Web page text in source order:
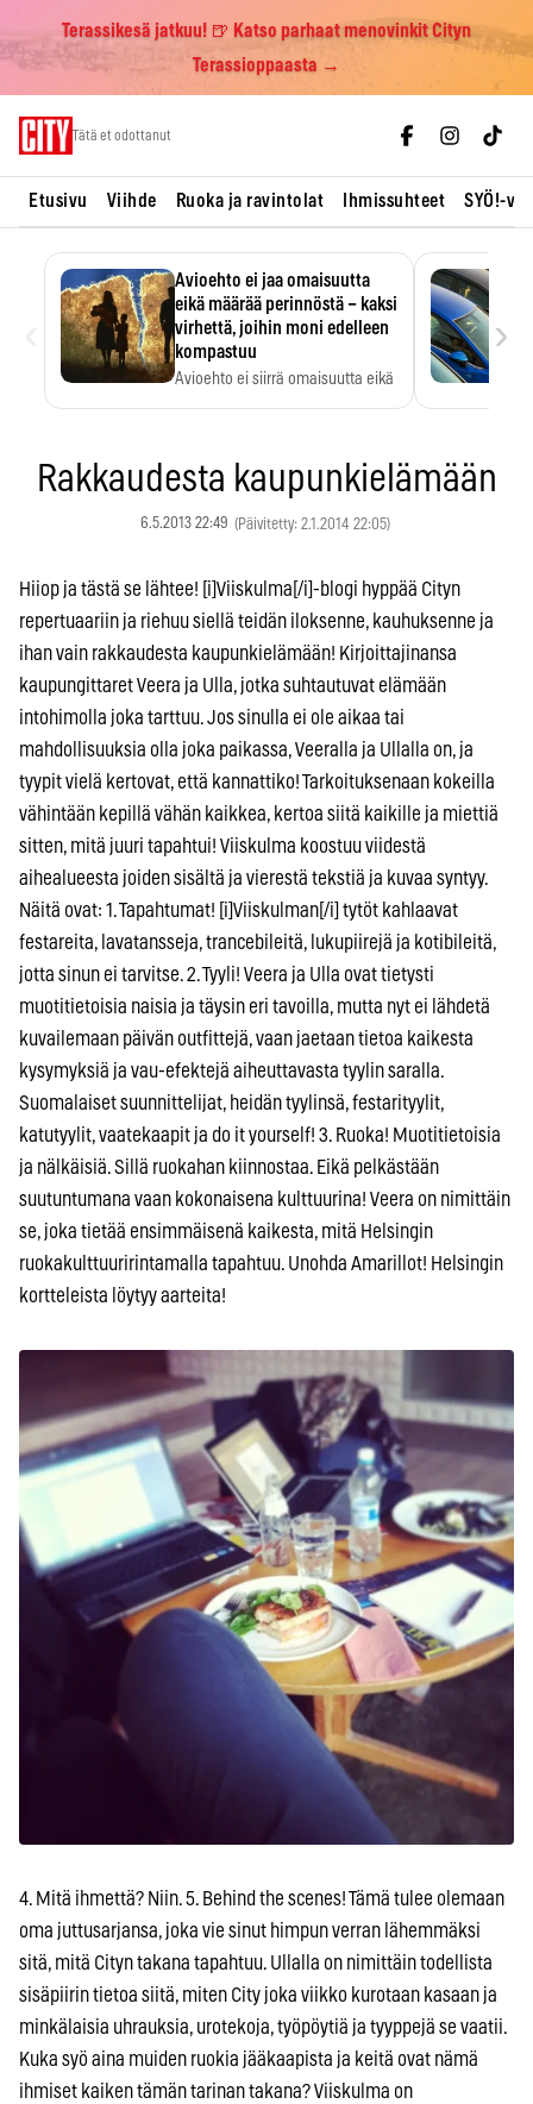
Terassikesä jatkuu! 🍺 Katso parhaat menovinkit Cityn
Terassioppaasta →
Tätä et odottanut
Etusivu Viihde Ruoka ja ravintolat Ihmissuhteet SYÖ!-
Avioehto ei jaa omaisuutta
eikä määrää perinnöstä – kaksi
virhettä, joihin moni edelleen
kompastuu
Avioehto ei siirrä omaisuutta eikä
›
Rakkaudesta kaupunkielämään
6.5.2013 22:49 (Päivitetty: 2.1.2014 22:05)
Hiiop ja tästä se lähtee! [i]Viiskulma[/i]-blogi hyppää Cityn
repertuaariin ja riehuu siellä teidän iloksenne, kauhuksenne ja
ihan vain rakkaudesta kaupunkielämään! Kirjoittajinansa
kaupungittaret Veera ja Ulla, jotka suhtautuvat elämään
intohimolla joka tarttuu. Jos sinulla ei ole aikaa tai
mahdollisuuksia olla joka paikassa, Veeralla ja Ullalla on, ja
tyypit vielä kertovat, että kannattiko! Tarkoituksenaan kokeilla
vähintään kepillä vähän kaikkea, kertoa siitä kaikille ja miettiä
sitten, mitä juuri tapahtui! Viiskulma koostuu viidestä
aihealueesta joiden sisältä ja vierestä tekstiä ja kuvaa syntyy.
Näitä ovat: 1. Tapahtumat! [i]Viiskulman[/i] tytöt kahlaavat
festareita, lavatansseja, trancebileitä, lukupiirejä ja kotibileitä,
jotta sinun ei tarvitse. 2. Tyyli! Veera ja Ulla ovat tietysti
muotitietoisia naisia ja täysin eri tavoilla, mutta nyt ei lähdetä
kuvailemaan päivän outfittejä, vaan jaetaan tietoa kaikesta
kysymyksiä ja vau-efektejä aiheuttavasta tyylin saralla.
Suomalaiset suunnittelijat, heidän tyylinsä, festarityylit,
katutyylit, vaatekaapit ja do it yourself! 3. Ruoka! Muotitietoisia
ja nälkäisiä. Sillä ruokahan kiinnostaa. Eikä pelkästään
suutuntumana vaan kokonaisena kulttuurina! Veera on nimittäin
se, joka tietää ensimmäisenä kaikesta, mitä Helsingin
ruokakulttuuririntamalla tapahtuu. Unohda Amarillot! Helsingin
kortteleista löytyy aarteita!
4. Mitä ihmettä? Niin. 5. Behind the scenes! Tämä tulee olemaan
oma juttusarjansa, joka vie sinut himpun verran lähemmäksi
sitä, mitä Cityn takana tapahtuu. Ullalla on nimittäin todellista
sisäpiirin tietoa siitä, miten City joka viikko kurotaan kasaan ja
minkälaisia uhrauksia, urotekoja, työpöytiä ja tyyppejä se vaatii.
Kuka syö aina muiden ruokia jääkaapista ja keitä ovat nämä
ihmiset kaiken tämän tarinan takana? Viiskulma on